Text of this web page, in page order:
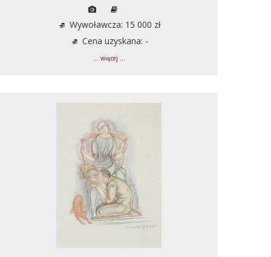
Wywoławcza: 15 000 zł
Cena uzyskana: -
... więcej ...